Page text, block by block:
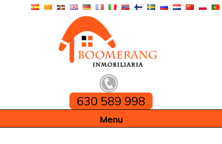
630 589 998
Home